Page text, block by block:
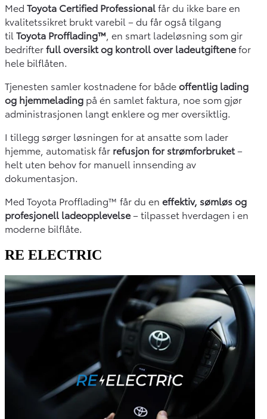
Med Toyota Certified Professionalfår du ikke bare en
kvalitetssikret brukt varebil – du får også tilgang
til Toyota Profflading™ , en smart ladeløsning som gir
bedrifterfull oversikt og kontroll over ladeutgiftenefor
hele bilflåten.
Tjenesten samler kostnadene for bådeoffentlig lading
og hjemmelading på én samlet faktura, noe som gjør
administrasjonen langt enklere og mer oversiktlig.
I tillegg sørger løsningen for at ansatte som lader
hjemme, automatisk får refusjon for strømforbruket–
helt uten behov for manuell innsending av
dokumentasjon.
Med Toyota Profflading™ får du en effektiv, sømløs og
profesjonell ladeopplevelse– tilpasset hverdagen i en
moderne bilflåte.
RE ELECTRIC